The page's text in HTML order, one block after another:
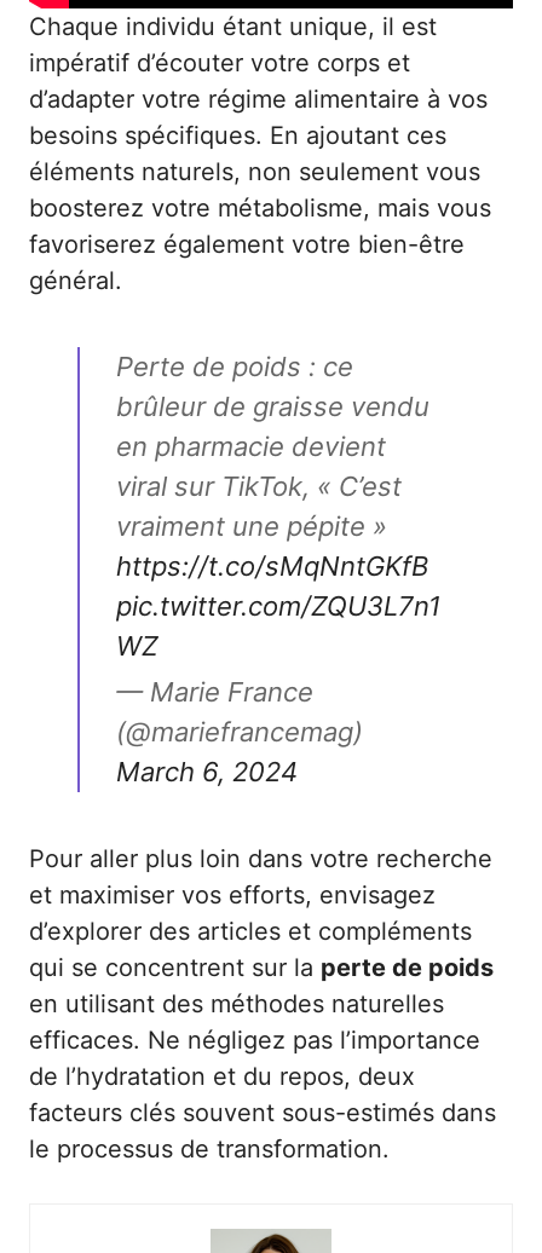
Chaque individu étant unique, il est
impératif d’écouter votre corps et
d’adapter votre régime alimentaire à vos
besoins spécifiques. En ajoutant ces
éléments naturels, non seulement vous
boosterez votre métabolisme, mais vous
favoriserez également votre bien-être
général.
Perte de poids : ce
brûleur de graisse vendu
en pharmacie devient
viral sur TikTok, « C’est
vraiment une pépite »
https://t.co/sMqNntGKfB
pic.twitter.com/ZQU3L7n1
WZ
— Marie France
(@mariefrancemag)
March 6, 2024
Pour aller plus loin dans votre recherche
et maximiser vos efforts, envisagez
d’explorer des articles et compléments
qui se concentrent sur la perte de poids
en utilisant des méthodes naturelles
efficaces. Ne négligez pas l’importance
de l’hydratation et du repos, deux
facteurs clés souvent sous-estimés dans
le processus de transformation.